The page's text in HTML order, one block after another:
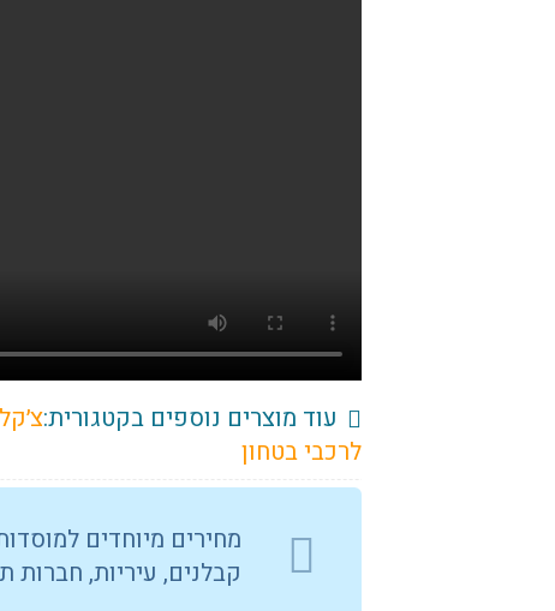
עוד מוצרים נוספים בקטגורית:
לרכבי בטחון
מחירים מיוחדים
קבלנים, עיריות, חברות